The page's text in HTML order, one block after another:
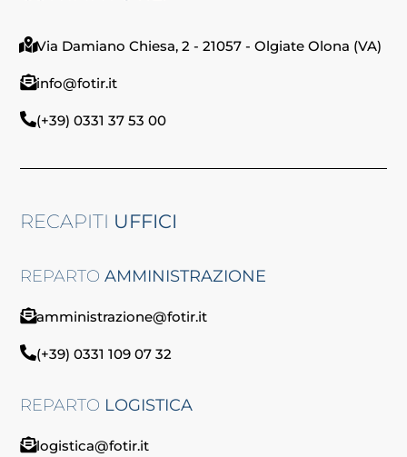
Via Damiano Chiesa, 2 - 21057 - Olgiate Olona (VA)
info@fotir.it
(+39) 0331 37 53 00
RECAPITI UFFICI
REPARTOAMMINISTRAZIONE
amministrazione@fotir.it
(+39) 0331 109 07 32
REPARTO LOGISTICA
logistica@fotir.it